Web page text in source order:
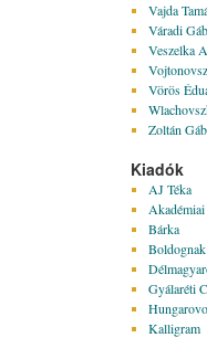
Vajda
Váradi
Veszelka
Vörös
Zoltán
Kiadók
AJ Téka
Bárka
Gyálaréti
Kalligram